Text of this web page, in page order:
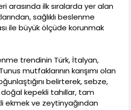
arasında ilk sıralarda yer alan
sağlıklı beslenme
ile büyük ölçüde korunmak
trendinin Türk, İtalyan,
mutfaklarının karışımı olan
belirterek, sebze,
kepekli tahıllar, tam
ekmek ve zeytinyağından